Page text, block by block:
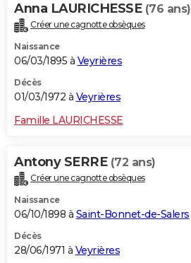
Anna LAURICHESSE (76 ans)
Créer une cagnotte obsèques
Naissance
06/03/1895 à Veyrières
Décès
01/03/1972 à Veyrières
Famille LAURICHESSE
Antony SERRE (72 ans)
Créer une cagnotte obsèques
Naissance
06/10/1898 à Saint-Bonnet-de-Salers
Décès
28/06/1971 à Veyrières